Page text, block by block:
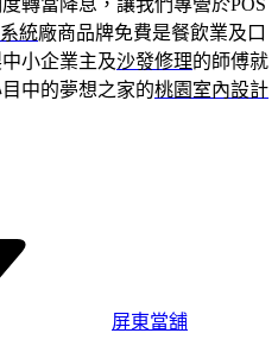
統廠商品牌免費是餐飲業及口
小企業主及沙發修理的師傅就
中的夢想之家的桃園室內設計
屏東當舖